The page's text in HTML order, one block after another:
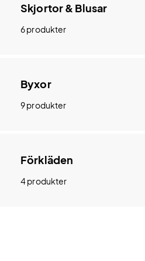
Skjortor & Blusar
6 produkter
Byxor
9 produkter
Förkläden
4 produkter